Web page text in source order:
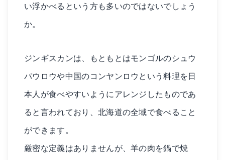
い浮かべるという方も多いのではないでしょう
か。
ジンギスカンは、もともとはモンゴルのシュウ
パウロウや中国のコンヤンロウという料理を日
本人が食べやすいようにアレンジしたものであ
ると言われており、北海道の全域で食べること
ができます。
厳密な定義はありませんが、羊の肉を鍋で焼